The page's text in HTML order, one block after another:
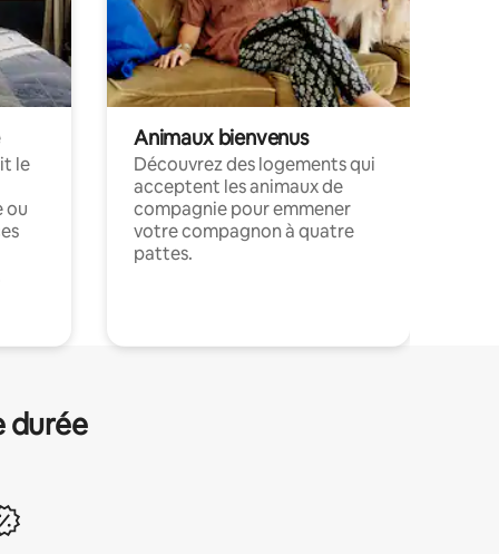
le
ou
Animaux bienvenus
Découvrez des logements qui
acceptent les animaux de
compagnie pour emmener
votre compagnon à quatre
pattes.
durée